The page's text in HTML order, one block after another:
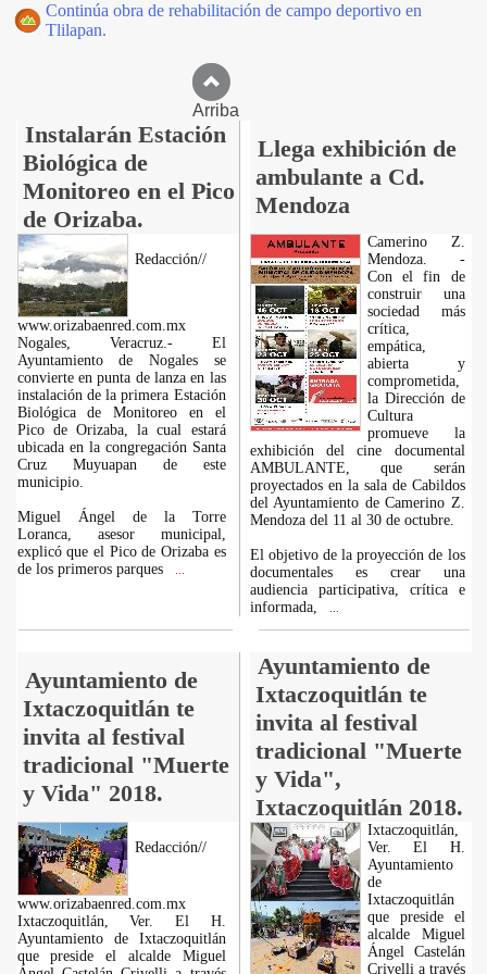
Continúa obra de rehabilitación de campo deportivo en
Tlilapan.
Arriba
Instalarán Estación
Biológica de
Monitoreo en el Pico
de Orizaba.
Llega exhibición de
ambulante a Cd.
Mendoza
Redacción//
www.orizabaenred.com.mx
Nogales, Veracruz.- El
Ayuntamiento de Nogales se
convierte en punta de lanza en las
instalación de la primera Estación
Biológica de Monitoreo en el
Pico de Orizaba, la cual estará
ubicada en la congregación Santa
Cruz Muyuapan de este
municipio.
Miguel Ángel de la Torre
Loranca, asesor municipal,
explicó que el Pico de Orizaba es
de los primeros parques
Camerino Z.
Mendoza. -
Con el fin de
construir una
sociedad más
crítica,
empática,
abierta y
comprometida,
la Dirección de
Cultura
promueve la
exhibición del cine documental
AMBULANTE, que serán
proyectados en la sala de Cabildos
del Ayuntamiento de Camerino Z.
Mendoza del 11 al 30 de octubre.
El objetivo de la proyección de los
documentales es crear una
audiencia participativa, crítica e
informada,
Ayuntamiento de
Ixtaczoquitlán te
invita al festival
tradicional "Muerte
y Vida" 2018.
Ayuntamiento de
Ixtaczoquitlán te
invita al festival
tradicional "Muerte
y Vida",
Ixtaczoquitlán 2018.
Redacción//
www.orizabaenred.com.mx
Ixtaczoquitlán, Ver. El H.
Ayuntamiento de Ixtaczoquitlán
que preside el alcalde Miguel
Ixtaczoquitlán,
Ver. El H.
Ayuntamiento
de
Ixtaczoquitlán
que preside el
alcalde Miguel
Ángel Castelán
Crivelli a través